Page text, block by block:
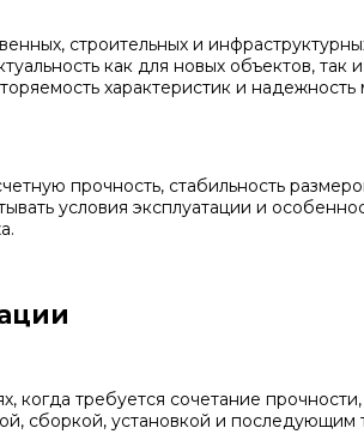
строительных и
как для новых объектов,
характеристик и
прочность, стабильность
условия эксплуатации и
требуется сочетание
сборкой, установкой и